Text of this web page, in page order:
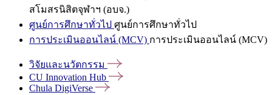
สโมสรนิสิตจุฬาฯ (อบจ.)
ศูนย์การศึกษาทั่วไป ศูนย์การศึกษาทั่วไป
การประเมินออนไลน์ (MCV) การประเมินออนไลน์ (MCV)
วิจัยและนวัตกรรม
CU Innovation Hub
Chula DigiVerse